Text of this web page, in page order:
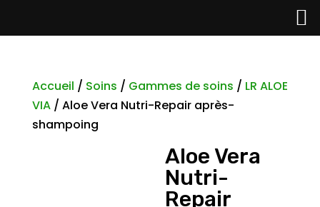
Accueil / Soins / Gammes de soins / LR ALOE
VIA/ Aloe Vera Nutri-Repair après-
shampoing
Aloe Vera
Nutri-
Repair